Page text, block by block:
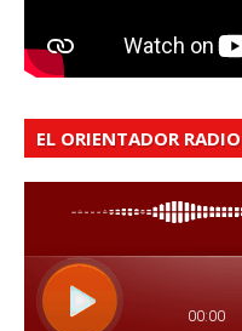
EL ORIENTADOR RADIO